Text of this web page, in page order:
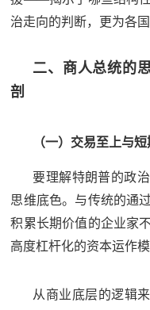
采
服
军
化
治走向的判断，更为各
二、商人总统的
剖
（一）交易至上与
要理解特朗普的政
思维底色。与传统的通
积累长期价值的企业家
高度杠杆化的资本运作模
从商业底层的逻辑